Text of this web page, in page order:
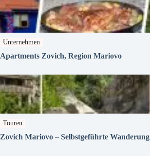
Unternehmen
Apartments Zovich, Region Mariovo
Touren
Zovich Mariovo – Selbstgeführte Wanderung